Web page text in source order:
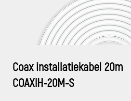
Coax installatiekabel 20m
COAXIH-20M-S